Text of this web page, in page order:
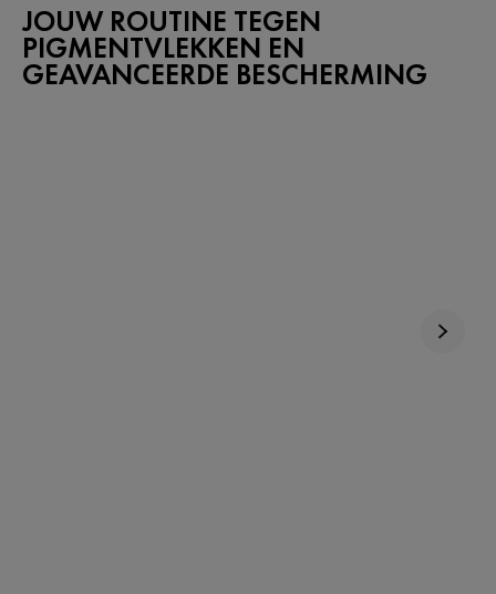
JOUW ROUTINE TEGEN
PIGMENTVLEKKEN EN
GEAVANCEERDE BESCHERMING